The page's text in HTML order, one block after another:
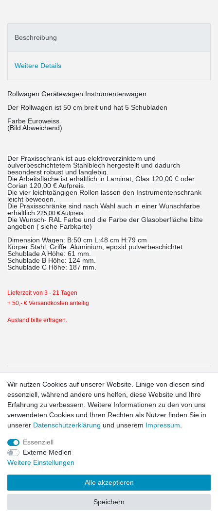
Beschreibung
Weitere Details
Rollwagen Gerätewagen Instrumentenwagen
Der Rollwagen ist 50 cm breit und hat 5 Schubladen
Farbe Euroweiss
(Bild Abweichend)
Der Praxisschrank ist aus elektroverzinktem und
pulverbeschichtetem Stahlblech hergestellt und dadurch
besonderst robust und langlebig.
Die Arbeitsfläche ist erhältlich in Laminat, Glas 120,00 € oder
Corian 120,00 € Aufpreis.
Die vier leichtgängigen Rollen lassen den Instrumentenschrank
leicht bewegen.
Die Praxisschränke sind nach Wahl auch in einer Wunschfarbe
erhältlich.225,00 € Aufpreis
Die Wunsch- RAL Farbe und die Farbe der Glasoberfläche bitte
angeben ( siehe Farbkarte)
Dimension Wagen: B:50 cm L:48 cm H:79 cm
Körper Stahl, Griffe: Aluminium, epoxid pulverbeschichtet
Schublade A Höhe: 61 mm.
Schublade B Höhe: 124 mm.
Schublade C Höhe: 187 mm.
Lieferzeit von 3 - 21 Tagen
+ 50,- € Versandkosten anteilig
Ausland bitte erfragen.
1Gilt für Lieferungen in folgendes Land: Deutschland.
Lieferzeiten für andere Länder und Informationen zur
Berechnung des Liefertermins siehe hier:Liefer- und
Zahlungsbedingungen
2exkl. MwSt.
Widerrufs­recht Widerrufs­formular
erklärung
© Copyright 2026 | Alle Rechte vorbehalten.
Wir nutzen Cookies auf unserer Website. Einige von diesen sind
essenziell, während andere uns helfen, diese Website und Ihre
Erfahrung zu verbessern. Weitere Informationen zu den von uns
verwendeten Cookies und Ihren Rechten als Nutzer finden Sie in
unserer Daten­schutz­erklärung und unserem Impressum
Essenziell
Externe Medien
Weitere Einstellungen
Alle akzeptieren
Speichern